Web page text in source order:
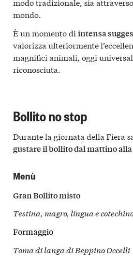
modo tradizionale, sia
mondo.
È un momento di intensa
valorizza ulteriormente
magnifici animali, oggi
riconosciuta.
Bollito no stop
Durante la giornata della Fiera
gustare il bollito dal mattino alla
Menù
Gran Bollito misto
Testina, magro, lingua e
Formaggio
Toma di langa di Beppino Occelli